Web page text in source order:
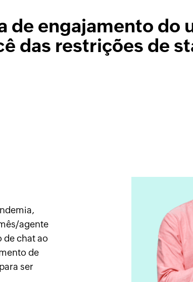
de engajamento do
das restrições de
agente
de chat ao
de
ser